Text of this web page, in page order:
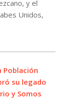
y el
Unidos,
Población
su legado
y Somos